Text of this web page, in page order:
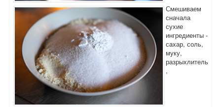
Смешиваем
сначала
сухие
ингредиенты -
сахар, соль,
муку,
разрыхлитель
,